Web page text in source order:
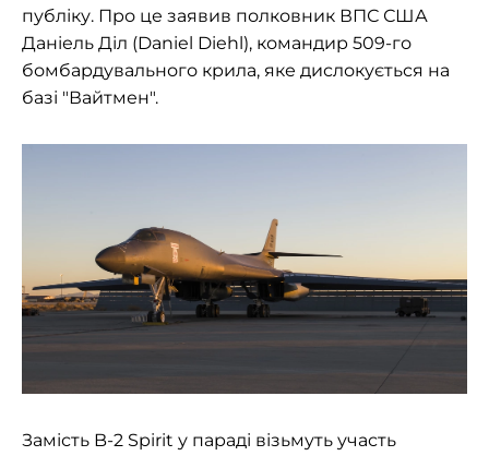
публіку. Про це заявив полковник ВПС США
Даніель Діл (Daniel Diehl), командир 509-го
бомбардувального крила, яке дислокується на
базі "Вайтмен".
Замість B-2 Spirit у параді візьмуть участь